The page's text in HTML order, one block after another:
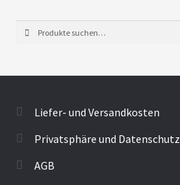
nach:
Liefer- und Versandkosten
Privatsphäre und Datenschutz
AGB